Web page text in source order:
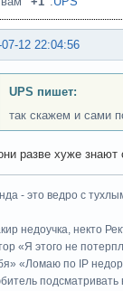
12 22:04:56
UPS пишет:
так скажем и сами
разве хуже
- это ведро с
недоучка, некто
«Я этого не
«Ломаю по IP
подсматривать